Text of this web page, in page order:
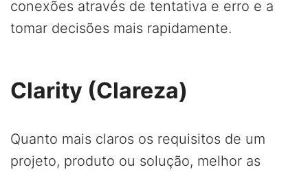
conexões através de tentativa e erro e a
tomar decisões mais rapidamente.
Clarity (Clareza)
Quanto mais claros os requisitos de um
projeto, produto ou solução, melhor as